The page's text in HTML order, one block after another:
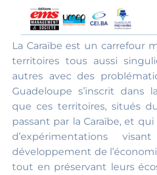
La Caraïbe est un carrefour
territoires tous aussi
autres avec des
Guadeloupe s’inscrit dans
que ces territoires, situés
passant par la Caraïbe, et
d’expérimentations
développement de
tout en préservant leurs